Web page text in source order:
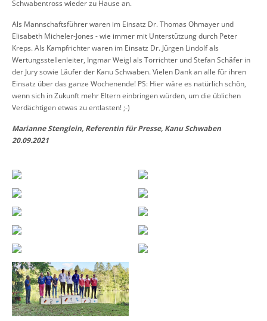
Schwabentross wieder zu Hause an.
Als Mannschaftsführer waren im Einsatz Dr. Thomas Ohmayer und
Elisabeth Micheler-Jones - wie immer mit Unterstützung durch Peter
Kreps. Als Kampfrichter waren im Einsatz Dr. Jürgen Lindolf als
Wertungsstellenleiter, Ingmar Weigl als Torrichter und Stefan Schäfer in
der Jury sowie Läufer der Kanu Schwaben. Vielen Dank an alle für ihren
Einsatz über das ganze Wochenende! PS: Hier wäre es natürlich schön,
wenn sich in Zukunft mehr Eltern einbringen würden, um die üblichen
Verdächtigen etwas zu entlasten! ;-)
Marianne Stenglein, Referentin für Presse, Kanu Schwaben
20.09.2021